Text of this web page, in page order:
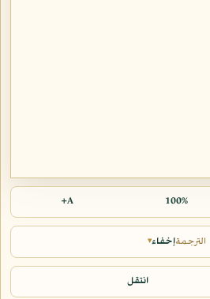
100%
A+
الترجمةإخفاء▾
انتقل